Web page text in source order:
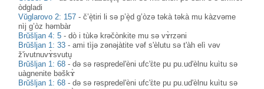
òdgladi
Vŭglarovo 2: 157 -č’è̝tiri li sə p’è̝d g’òzə təkà təkà mu kàzvəme
nìj g’òz həmbàr
Brŭšljan 4: 5 -dò i tùkə krəčònkite mu sə vɤ̀rzəni
Brŭšljan 1: 33 -ami tìjə zənəjàtite vəf s'èlutu sə t'àh elì vəv
ž'ivutnuvɤ̀svutu̥
Brŭšljan 1: 68 -də sə rəspredel'èni ufc'ɛ̀te pu pu.ud'èlnu kuìtu sə
uàgnenite bəškɤ̀
Brŭšljan 1: 68 -də sə rəspredel'èni ufc'ɛ̀te pu pu.ud'èlnu kuìtu sə